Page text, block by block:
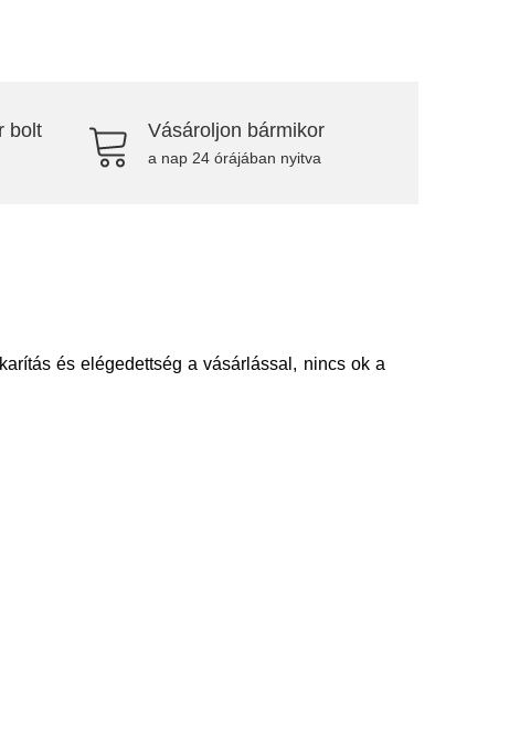
bolt Vásároljon bármikor
a nap 24 órájában nyitva
és elégedettség a vásárlással, nincs ok a